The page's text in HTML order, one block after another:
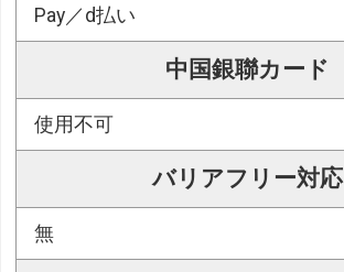
Pay／d払い
中国銀聯カード
使用不可
バリアフリー対応
無